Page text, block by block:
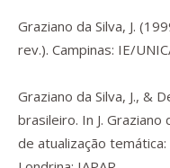
Graziano da Silva, J.
rev.). Campinas: IE/
Graziano da Silva, J., &
brasileiro. In J. Graziano
de atualização